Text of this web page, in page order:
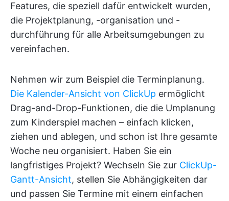
Features, die speziell dafür entwickelt wurden,
die Projektplanung, -organisation und -
durchführung für alle Arbeitsumgebungen zu
vereinfachen.
Nehmen wir zum Beispiel die Terminplanung.
Die Kalender-Ansicht von ClickUp ermöglicht
Drag-and-Drop-Funktionen, die die Umplanung
zum Kinderspiel machen – einfach klicken,
ziehen und ablegen, und schon ist Ihre gesamte
Woche neu organisiert. Haben Sie ein
langfristiges Projekt? Wechseln Sie zur ClickUp-
Gantt-Ansicht, stellen Sie Abhängigkeiten dar
und passen Sie Termine mit einem einfachen